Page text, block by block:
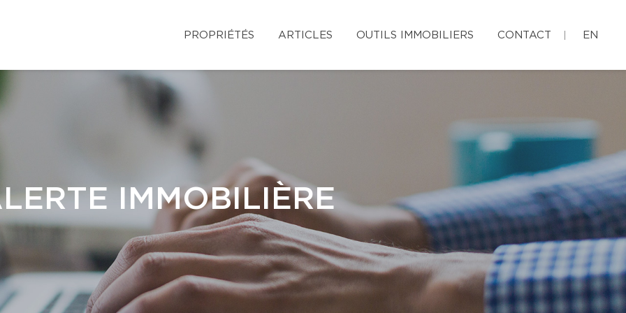
PROPRIÉTÉS ARTICLES OUTILS IMMOBILIERS CONTACT EN
IMMOBILIÈRE